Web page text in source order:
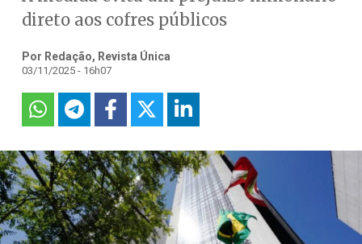
direto aos cofres públicos
Por Redação, Revista Única
03/11/2025 - 16h07